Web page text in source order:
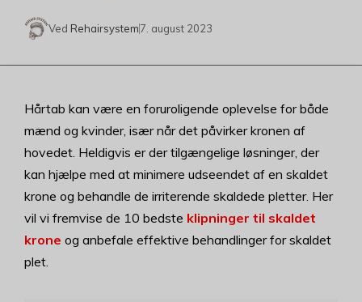
Ved Rehairsystem7. august 2023
Hårtab kan være en foruroligende oplevelse for både
mænd og kvinder, især når det påvirker kronen af
hovedet. Heldigvis er der tilgængelige løsninger, der
kan hjælpe med at minimere udseendet af en skaldet
krone og behandle de irriterende skaldede pletter. Her
vil vi fremvise de 10 bedste klipninger til skaldet
krone og anbefale effektive behandlinger for skaldet
plet.